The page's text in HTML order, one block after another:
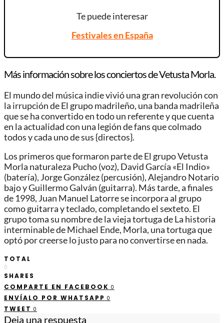
Te puede interesar
Festivales en España
Más información sobre los conciertos de Vetusta Morla.
El mundo del música indie vivió una gran revolución con
la irrupción de El grupo madrileño, una banda madrileña
que se ha convertido en todo un referente y que cuenta
en la actualidad con una legión de fans que colmado
todos y cada uno de sus {directos}.
Los primeros que formaron parte de El grupo Vetusta
Morla naturaleza Pucho (voz), David García «El Indio»
(batería), Jorge González (percusión), Alejandro Notario
bajo y Guillermo Galván (guitarra). Más tarde, a finales
de 1998, Juan Manuel Latorre se incorpora al grupo
como guitarra y teclado, completando el sexteto. El
grupo toma su nombre de la vieja tortuga de La historia
interminable de Michael Ende, Morla, una tortuga que
optó por creerse lo justo para no convertirse en nada.
TOTAL
0
SHARES
COMPARTE EN FACEBOOK 0
ENVÍALO POR WHATSAPP 0
TWEET 0
Deja una respuesta